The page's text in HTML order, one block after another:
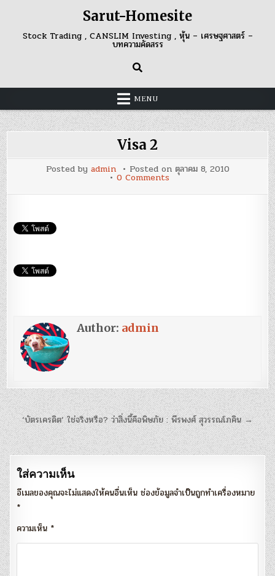
content
Sarut-Homesite
Stock Trading , CANSLIM Investing , หุ้น – เศรษฐศาสตร์ –
บทความคัดสรร
MENU
Visa 2
Posted by admin Posted on ตุลาคม 8, 2010
0 Commentson
2
Author: admin
แนะแนว
เรื่อง
‘บัตรเครดิต’ ใช่จริงหรือ? ว่าสิ่งนี้คือพิษภัย : พีรพงศ์ สุวรรณโภคิน →
ใส่ความเห็น
อีเมลของคุณจะไม่แสดงให้คนอื่นเห็น ช่องข้อมูลจำเป็นถูกทำเครื่องหมาย
*
ความเห็น *